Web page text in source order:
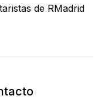
de RMadrid